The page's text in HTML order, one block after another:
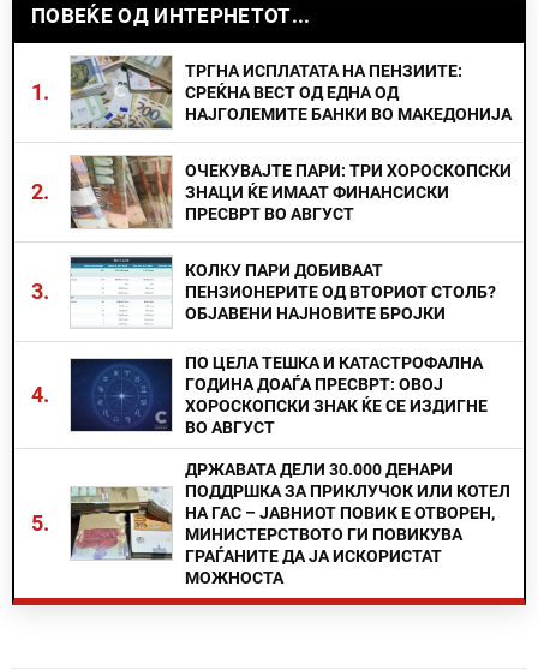
ПОВЕЌЕ ОД ИНТЕРНЕТОТ...
1.
ТРГНА ИСПЛАТАТА НА ПЕНЗИИТЕ:
СРЕЌНА ВЕСТ ОД ЕДНА ОД
НАЈГОЛЕМИТЕ БАНКИ ВО МАКЕДОНИЈА
2.
ОЧЕКУВАЈТЕ ПАРИ: ТРИ ХОРОСКОПСКИ
ЗНАЦИ ЌЕ ИМААТ ФИНАНСИСКИ
ПРЕСВРТ ВО АВГУСТ
3.
КОЛКУ ПАРИ ДОБИВААТ
ПЕНЗИОНЕРИТЕ ОД ВТОРИОТ СТОЛБ?
ОБЈАВЕНИ НАЈНОВИТЕ БРОЈКИ
4.
ПО ЦЕЛА ТЕШКА И КАТАСТРОФАЛНА
ГОДИНА ДОАЃА ПРЕСВРТ: ОВОЈ
ХОРОСКОПСКИ ЗНАК ЌЕ СЕ ИЗДИГНЕ
ВО АВГУСТ
5.
ДРЖАВАТА ДЕЛИ 30.000 ДЕНАРИ
ПОДДРШКА ЗА ПРИКЛУЧОК ИЛИ КОТЕЛ
НА ГАС – ЈАВНИОТ ПОВИК Е ОТВОРЕН,
МИНИСТЕРСТВОТО ГИ ПОВИКУВА
ГРАЃАНИТЕ ДА ЈА ИСКОРИСТАТ
МОЖНОСТА